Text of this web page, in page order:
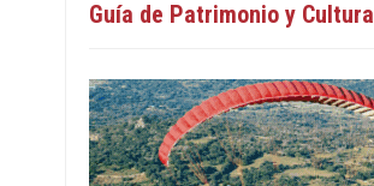
Guía de Patrimonio y Cultura